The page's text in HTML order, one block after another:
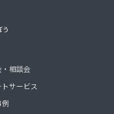
相談会
サービス